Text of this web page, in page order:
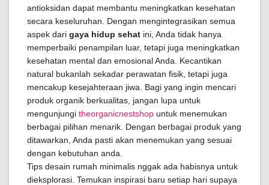
antioksidan dapat membantu meningkatkan kesehatan
secara keseluruhan. Dengan mengintegrasikan semua
aspek dari gaya hidup sehat ini, Anda tidak hanya
memperbaiki penampilan luar, tetapi juga meningkatkan
kesehatan mental dan emosional Anda. Kecantikan
natural bukanlah sekadar perawatan fisik, tetapi juga
mencakup kesejahteraan jiwa. Bagi yang ingin mencari
produk organik berkualitas, jangan lupa untuk
mengunjungi theorganicnestshop untuk menemukan
berbagai pilihan menarik. Dengan berbagai produk yang
ditawarkan, Anda pasti akan menemukan yang sesuai
dengan kebutuhan anda.
Tips desain rumah minimalis nggak ada habisnya untuk
dieksplorasi. Temukan inspirasi baru setiap hari supaya